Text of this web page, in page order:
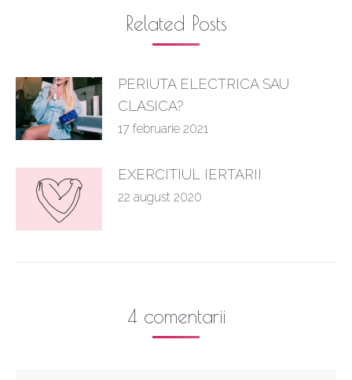
Related Posts
PERIUTA ELECTRICA SAU
CLASICA?
17 februarie 2021
EXERCITIUL IERTARII
22 august 2020
4 comentarii